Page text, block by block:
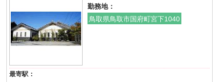
勤務地：
鳥取県鳥取市国府町宮下1040
最寄駅：